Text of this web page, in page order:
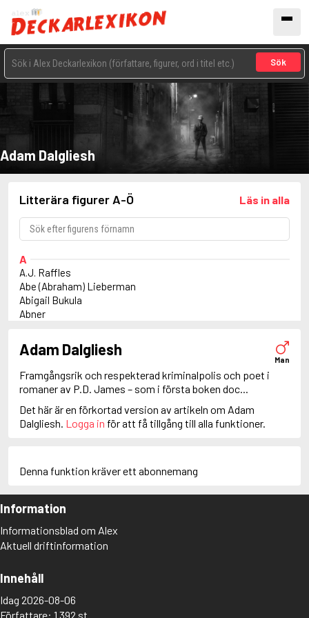
Sök
Adam Dalgliesh
Litterära figurer A-Ö Läs in alla
A
A.J. Raffles
Abe (Abraham) Lieberman
Abigail Bukula
Abner
Adam Fawley
Adamsberg
Adelia Aguilar
Adrian Roca
Alan Banks
Alan Grant
Albert Campion
Alex Cross
Alex Delaware
Alex McKnight
Alex Morrow
Alex Recht
Alix London
Am Hunter
Amanda Pharrell
Adam Dalgliesh
Man
Framgångsrik och respekterad kriminalpolis och poet i
romaner av P.D. James – som i första boken doc...
Det här är en förkortad version av artikeln om Adam
Dalgliesh. Logga in för att få tillgång till alla funktioner.
Denna funktion kräver ett abonnemang
Information
Informationsblad om Alex
Aktuell driftinformation
Innehåll
Idag 2026-08-06
Författare: 1 392 st